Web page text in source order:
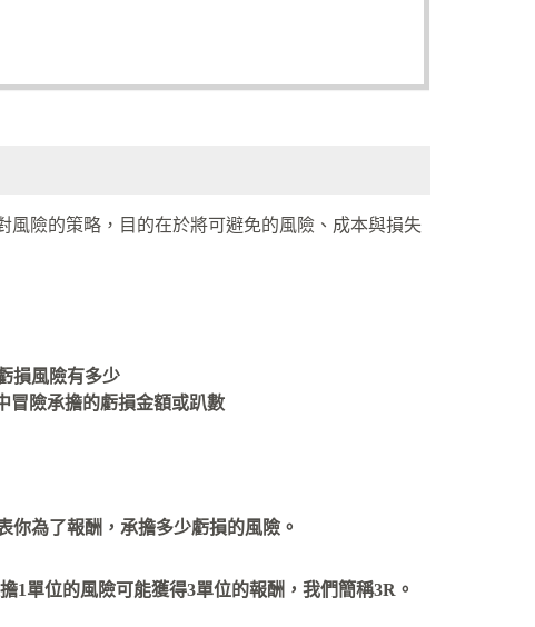
風險的策略，目的在於將可避免的風險、成本與損失
損風險有多少
冒險承擔的虧損金額或趴數
為了報酬，承擔多少虧損的風險。
單位的風險可能獲得3單位的報酬，我們簡稱3R。